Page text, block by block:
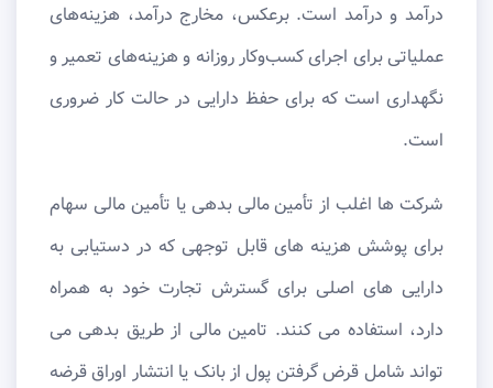
درآمد و درآمد است. برعکس، مخارج درآمد، هزینه‌های
عملیاتی برای اجرای کسب‌وکار روزانه و هزینه‌های تعمیر و
نگهداری است که برای حفظ دارایی در حالت کار ضروری
است.
شرکت ها اغلب از تأمین مالی بدهی یا تأمین مالی سهام
برای پوشش هزینه های قابل توجهی که در دستیابی به
دارایی های اصلی برای گسترش تجارت خود به همراه
دارد، استفاده می کنند. تامین مالی از طریق بدهی می
تواند شامل قرض گرفتن پول از بانک یا انتشار اوراق قرضه